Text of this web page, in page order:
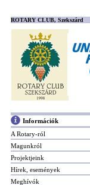
ROTARY CLUB, Szekszárd
Információk
A Rotary-ról
Magunkról
Projektjeink
Hírek, események
Meghívók